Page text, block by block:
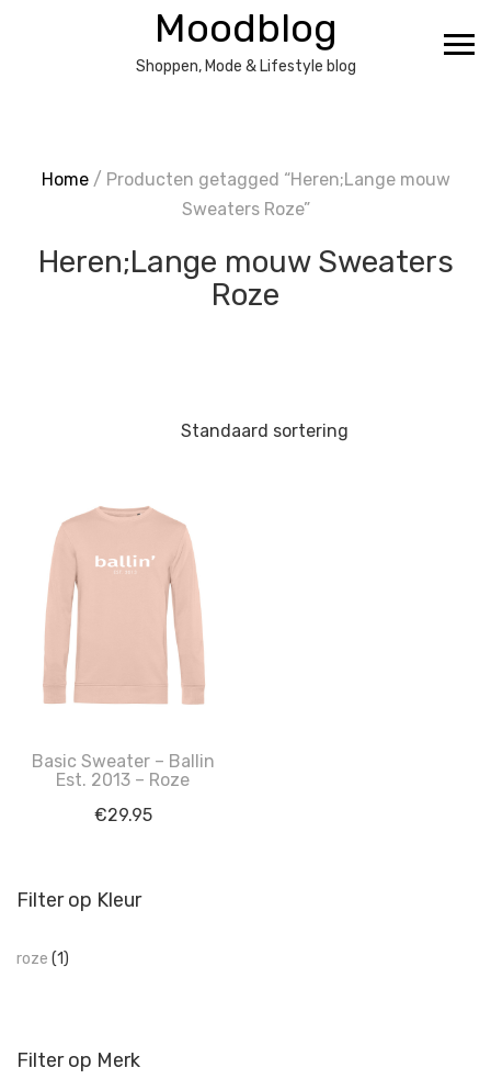
Moodblog
Shoppen, Mode & Lifestyle blog
Home/ Producten getagged “Heren;Lange mouw
Sweaters Roze”
Heren;Lange mouw Sweaters
Roze
Basic Sweater – Ballin
Est. 2013 – Roze
€29.95
Filter op Kleur
roze (1)
Filter op Merk